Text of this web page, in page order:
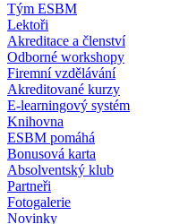
Tým ESBM
Lektoři
Akreditace a členství
Odborné workshopy
Firemní vzdělávání
Akreditované kurzy
E-learningový systém
Knihovna
ESBM pomáhá
Bonusová karta
Absolventský klub
Partneři
Fotogalerie
Novinky